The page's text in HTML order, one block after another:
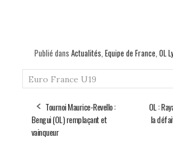
Publié dans Actualités Equipe de France OL
Euro France U19
Tournoi Maurice-Revello :
Bengui (OL) remplaçant et
vainqueur
OL :
la